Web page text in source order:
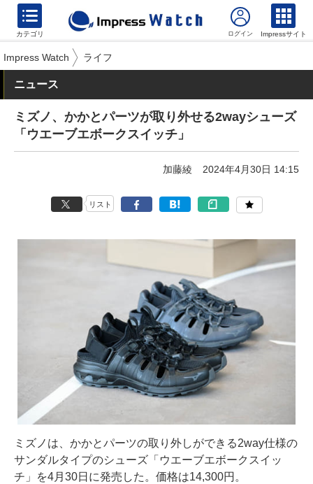
カテゴリ Impressサイト
Impress Watch ライフ
ニュース
ミズノ、かかとパーツが取り外せる2wayシューズ
「ウエーブエボークスイッチ」
加藤綾 2024年4月30日 14:15
リスト
ミズノは、かかとパーツの取り外しができる2way仕様の
サンダルタイプのシューズ「ウエーブエボークスイッ
チ」を4月30日に発売した。価格は14,300円。